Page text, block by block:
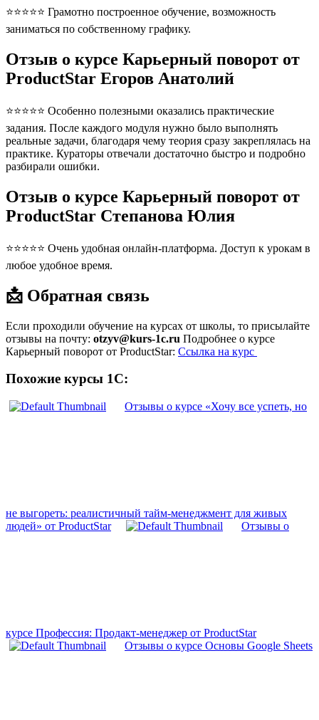
⭐⭐⭐⭐⭐ Грамотно построенное обучение, возможность
заниматься по собственному графику.
Отзыв о курсе Карьерный поворот от
ProductStar Егоров Анатолий
⭐⭐⭐⭐⭐ Особенно полезными оказались практические
задания. После каждого модуля нужно было выполнять
реальные задачи, благодаря чему теория сразу закреплялась на
практике. Кураторы отвечали достаточно быстро и подробно
разбирали ошибки.
Отзыв о курсе Карьерный поворот от
ProductStar Степанова Юлия
⭐⭐⭐⭐⭐ Очень удобная онлайн-платформа. Доступ к урокам в
любое удобное время.
📩 Обратная связь
Если проходили обучение на курсах от школы, то присылайте
отзывы на почту: otzyv@kurs-1c.ru Подробнее о курсе
Карьерный поворот от ProductStar: Ссылка на курс
Похожие курсы 1С:
Отзывы о курсе «Хочу все успеть, но
не выгореть: реалистичный тайм-менеджмент для живых
людей» от ProductStar
Отзывы о
курсе Профессия: Продакт-менеджер от ProductStar
Отзывы о курсе Основы Google Sheets